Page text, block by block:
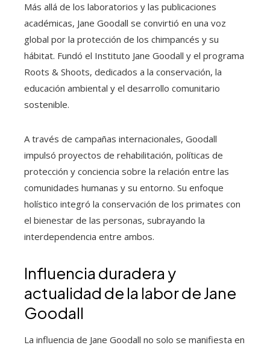
Más allá de los laboratorios y las publicaciones
académicas, Jane Goodall se convirtió en una voz
global por la protección de los chimpancés y su
hábitat. Fundó el Instituto Jane Goodall y el programa
Roots & Shoots, dedicados a la conservación, la
educación ambiental y el desarrollo comunitario
sostenible.
A través de campañas internacionales, Goodall
impulsó proyectos de rehabilitación, políticas de
protección y conciencia sobre la relación entre las
comunidades humanas y su entorno. Su enfoque
holístico integró la conservación de los primates con
el bienestar de las personas, subrayando la
interdependencia entre ambos.
Influencia duradera y
actualidad de la labor de Jane
Goodall
La influencia de Jane Goodall no solo se manifiesta en